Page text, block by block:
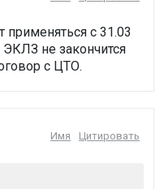
с 31.03
не закончится
с ЦТО.
Имя Цитировать